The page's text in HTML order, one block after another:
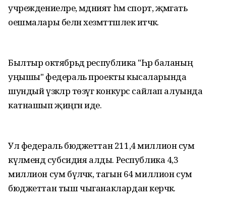
учреждениеләре, мәдәният һәм спорт, җәмәгать
оешмалары белән хезмәттәшлек итәчәк.
Былтыр октябрьдә республика "Һәр баланың
уңышы" федераль проекты кысаларында
шундый үзәкләр төзүгә конкурс сайлап алуында
катнашып җиңгән иде.
Ул федераль бюджеттан 211,4 миллион сум
күләмендә субсидия алды. Республика 4,3
миллион сум бүләчәк, тагын 64 миллион сум
бюджеттан тыш чыганаклардан керәчәк.